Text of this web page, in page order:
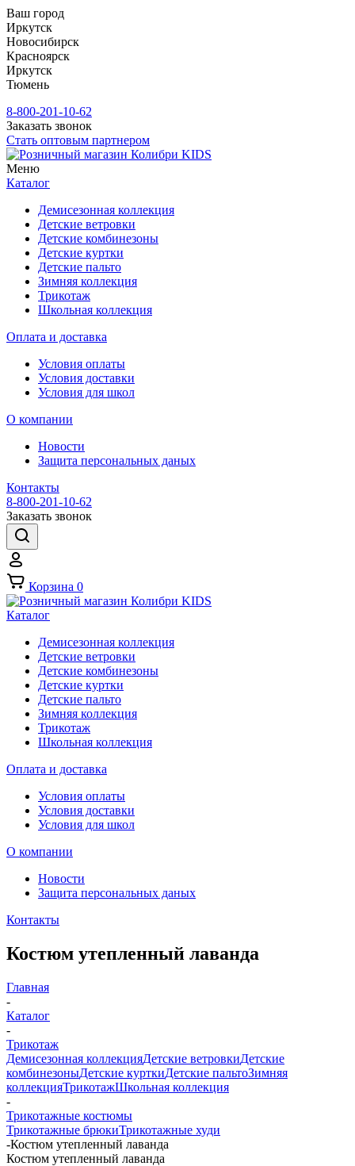
Ваш город
Иркутск
Новосибирск
Красноярск
Иркутск
Тюмень
8-800-201-10-62
Заказать звонок
Стать оптовым партнером
Меню
Каталог
Демисезонная коллекция
Детские ветровки
Детские комбинезоны
Детские куртки
Детские пальто
Зимняя коллекция
Трикотаж
Школьная коллекция
Оплата и доставка
Условия оплаты
Условия доставки
Условия для школ
О компании
Новости
Защита персональных даных
Контакты
8-800-201-10-62
Заказать звонок
Корзина 0
Каталог
Демисезонная коллекция
Детские ветровки
Детские комбинезоны
Детские куртки
Детские пальто
Зимняя коллекция
Трикотаж
Школьная коллекция
Оплата и доставка
Условия оплаты
Условия доставки
Условия для школ
О компании
Новости
Защита персональных даных
Контакты
Костюм утепленный лаванда
Главная
-
Каталог
-
Трикотаж
Демисезонная коллекцияДетские ветровкиДетские
комбинезоныДетские курткиДетские пальтоЗимняя
коллекцияТрикотажШкольная коллекция
-
Трикотажные костюмы
Трикотажные брюкиТрикотажные худи
-Костюм утепленный лаванда
Костюм утепленный лаванда